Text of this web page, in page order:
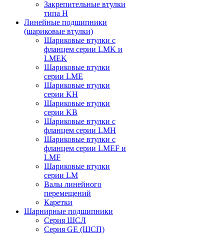
Закрепительные втулки
типа H
Линейные подшипники
(шариковые втулки)
Шариковые втулки с
фланцем серии LMK и
LMEK
Шариковые втулки
серии LME
Шариковые втулки
серии KH
Шариковые втулки
серии KB
Шариковые втулки с
фланцем серии LMH
Шариковые втулки с
фланцем серии LMEF и
LMF
Шариковые втулки
серии LM
Валы линейного
перемещений
Каретки
Шарнирные подшипники
Cерия ШСЛ
Серия GE (ШСП)